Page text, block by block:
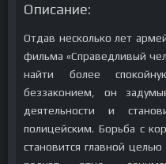
Описание:
Отдав несколько лет
фильма «Справедливый
найти более
беззаконием, он
деятельности и
полицейским. Борьба с
становится главной